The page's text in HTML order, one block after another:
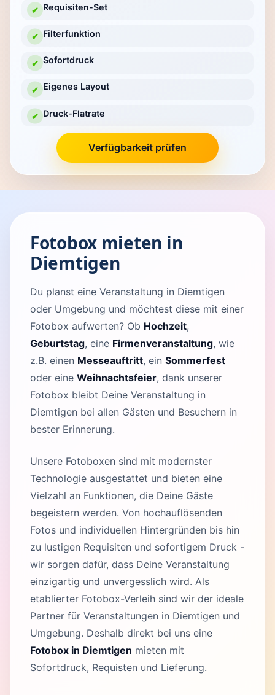
✔ Requisiten-Set
✔ Filterfunktion
✔ Sofortdruck
✔ Eigenes Layout
✔ Druck-Flatrate
Verfügbarkeit prüfen
Fotobox mieten in
Diemtigen
Du planst eine Veranstaltung in Diemtigen
oder Umgebung und möchtest diese mit einer
Fotobox aufwerten? Ob Hochzeit,
Geburtstag, eine Firmenveranstaltung, wie
z.B. einen Messeauftritt, ein Sommerfest
oder eine Weihnachtsfeier, dank unserer
Fotobox bleibt Deine Veranstaltung in
Diemtigen bei allen Gästen und Besuchern in
bester Erinnerung.
Unsere Fotoboxen sind mit modernster
Technologie ausgestattet und bieten eine
Vielzahl an Funktionen, die Deine Gäste
begeistern werden. Von hochauflösenden
Fotos und individuellen Hintergründen bis hin
zu lustigen Requisiten und sofortigem Druck -
wir sorgen dafür, dass Deine Veranstaltung
einzigartig und unvergesslich wird. Als
etablierter Fotobox-Verleih sind wir der ideale
Partner für Veranstaltungen in Diemtigen und
Umgebung. Deshalb direkt bei uns eine
Fotobox in Diemtigen mieten mit
Sofortdruck, Requisten und Lieferung.